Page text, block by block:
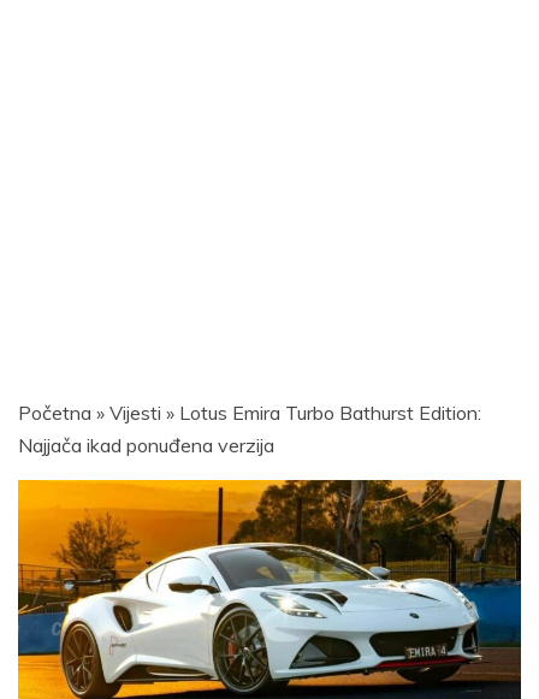
Početna » Vijesti » Lotus Emira Turbo Bathurst Edition:
Najjača ikad ponuđena verzija